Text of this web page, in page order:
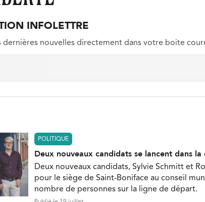
INFOLETTRE
dernières nouvelles directement dans votre boite
POLITIQUE
Deux nouveaux candidats se lancent dans
Deux nouveaux candidats, Sylvie Schmitt et
pour le siège de Saint-Boniface au conseil
nombre de personnes sur la ligne de départ.